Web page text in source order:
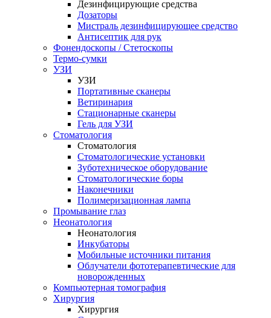
Дезинфицирующие средства
Дозаторы
Мистраль дезинфицирующее средство
Антисептик для рук
Фонендоскопы / Стетоскопы
Термо-сумки
УЗИ
УЗИ
Портативные сканеры
Ветиринария
Стационарные сканеры
Гель для УЗИ
Стоматология
Стоматология
Стоматологические установки
Зуботехническое оборудование
Стоматологические боры
Наконечники
Полимеризационная лампа
Промывание глаз
Неонатология
Неонатология
Инкубаторы
Мобильные источники питания
Облучатели фототерапевтические для
новорожденных
Компьютерная томография
Хирургия
Хирургия